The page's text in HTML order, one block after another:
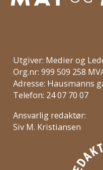
Utgiver: Medier og
Org.nr: 999 509 258
Adresse: Hausmanns
Telefon: 24 07 70 07
Ansvarlig redaktør:
Siv M. Kristiansen